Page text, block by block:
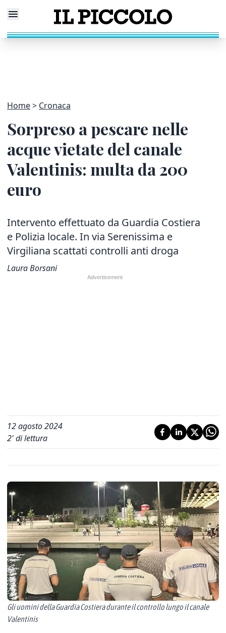
Home Cronaca
Sorpreso a pescare nelle
acque vietate del canale
Valentinis: multa da 200
euro
Intervento effettuato da Guardia Costiera
e Polizia locale. In via Serenissima e
Virgiliana scattati controlli anti droga
Laura Borsani
12 agosto 2024
2' di lettura
Gli uomini della Guardia Costiera durante il controllo lungo il canale
Valentinis